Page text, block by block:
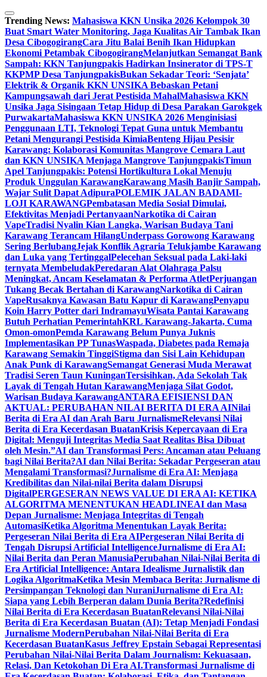
Skip
to
content
Trending News: Mahasiswa KKN Unsika 2026 Kelompok 30
Buat Smart Water Monitoring, Jaga Kualitas Air Tambak Ikan
Desa CibogogirangCara Jitu Balai Benih Ikan Hidupkan
Ekonomi Petambak CibogogirangMelanjutkan Semangat Bank
Sampah: KKN Tanjungpakis Hadirkan Insinerator di TPS-T
KKPMP Desa TanjungpakisBukan Sekadar Teori: ‘Senjata’
Elektrik & Organik KKN UNSIKA Bebaskan Petani
Kampungsawah dari Jerat Pestisida MahalMahasiswa KKN
Unsika Jaga Sisingaan Tetap Hidup di Desa Parakan Garokgek
PurwakartaMahasiswa KKN UNSIKA 2026 Menginisiasi
Penggunaan LTI, Teknologi Tepat Guna untuk Membantu
Petani Mengurangi Pestisida KimiaBenteng Hijau Pesisir
Karawang: Kolaborasi Komunitas Mangrove Cemara Laut
dan KKN UNSIKA Menjaga Mangrove TanjungpakisTimun
Apel Tanjungpakis: Potensi Hortikultura Lokal Menuju
Produk Unggulan KarawangKarawang Masih Banjir Sampah,
Wajar Sulit Dapat AdipuraPOLEMIK JALAN BADAMI-
LOJI KARAWANGPembatasan Media Sosial Dimulai,
Efektivitas Menjadi PertanyaanNarkotika di Cairan
VapeTradisi Nyalin Kian Langka, Warisan Budaya Tani
Karawang Terancam HilangUnderpass Gorowong Karawang
Sering BerlubangJejak Konflik Agraria Telukjambe Karawang
dan Luka yang TertinggalPelecehan Seksual pada Laki-laki
ternyata MembeludakPeredaran Alat Olahraga Palsu
Meningkat, Ancam Keselamatan & Performa AtletPerjuangan
Tukang Becak Bertahan di KarawangNarkotika di Cairan
VapeRusaknya Kawasan Batu Kapur di KarawangPenyapu
Koin Harry Potter dari IndramayuWisata Pantai Karawang
Butuh Perhatian PemerintahKRL Karawang-Jakarta, Cuma
Omon-omonPemda Karawang Belum Punya Juknis
Implementasikan PP TunasWaspada, Diabetes pada Remaja
Karawang Semakin TinggiStigma dan Sisi Lain Kehidupan
Anak Punk di KarawangSemangat Generasi Muda Merawat
Tradisi Seren Taun KuninganTersisihkan, Ada Sekolah Tak
Layak di Tengah Hutan KarawangMenjaga Silat Godot,
Warisan Budaya KarawangANTARA EFISIENSI DAN
AKTUAL: PERUBAHAN NILAI BERITA DI ERA AINilai
Berita di Era AI dan Arah Baru JurnalismeRelevansi Nilai
Berita di Era Kecerdasan BuatanKrisis Kepercayaan di Era
Digital: Menguji Integritas Media Saat Realitas Bisa Dibuat
oleh Mesin.”AI dan Transformasi Pers: Ancaman atau Peluang
bagi Nilai Berita?AI dan Nilai Berita: Sekadar Pergeseran atau
Mengalami Transformasi?Jurnalisme di Era AI: Menjaga
Kredibilitas dan Nilai-nilai Berita dalam Disrupsi
DigitalPERGESERAN NEWS VALUE DI ERA AI: KETIKA
ALGORITMA MENENTUKAN HEADLINEAI dan Masa
Depan Jurnalisme: Menjaga Integritas di Tengah
AutomasiKetika Algoritma Menentukan Layak Berita:
Pergeseran Nilai Berita di Era AIPergeseran Nilai Berita di
Tengah Disrupsi Artificial IntelligenceJurnalisme di Era AI:
Nilai Berita dan Peran ManusiaPerubahan Nilai-Nilai Berita di
Era Artificial Intelligence: Antara Idealisme Jurnalistik dan
Logika AlgoritmaKetika Mesin Membaca Berita: Jurnalisme di
Persimpangan Teknologi dan NuraniJurnalisme di Era AI:
Siapa yang Lebih Berperan dalam Dunia Berita?Redefinisi
Nilai Berita di Era Kecerdasan BuatanRelevansi Nilai-Nilai
Berita di Era Kecerdasan Buatan (AI): Tetap Menjadi Fondasi
Jurnalisme ModernPerubahan Nilai-Nilai Berita di Era
Kecerdasan BuatanKasus Jeffrey Epstain Sebagai Representasi
Perubahan Nilai-Nilai Berita Dalam Journalism: Kekuasaan,
Relasi, Dan Ketokohan Di Era AI.Transformasi Jurnalisme di